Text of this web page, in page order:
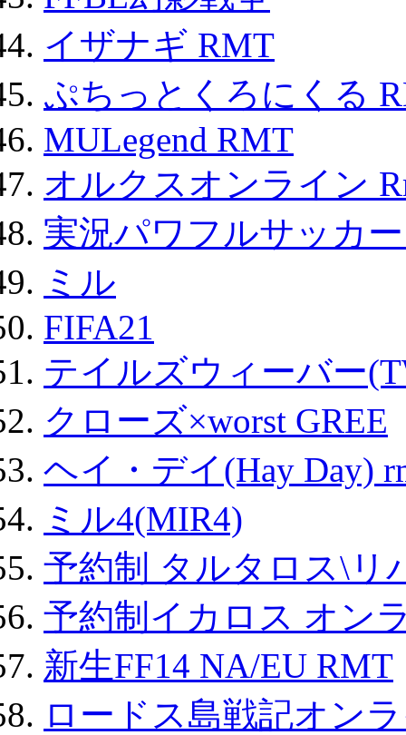
イザナギ RMT
ぷちっとくろにくる
MULegend RMT
オルクスオンライン
実況パワフルサッカ
ミル
FIFA21
テイルズウィーバー
クローズ×worst GREE
ヘイ・デイ(Hay Day)
ミル4(MIR4)
予約制 タルタロス\リ
予約制イカロス オン
新生FF14 NA/EU RMT
ロードス島戦記オン